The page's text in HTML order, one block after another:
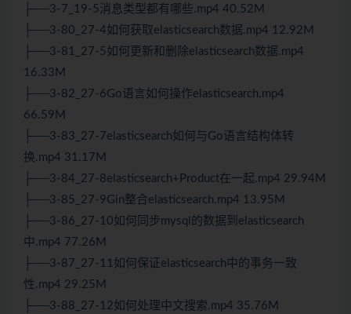
├──3-7_19-5消息类型都有哪些.mp4 40.52M
├──3-80_27-4如何获取elasticsearch数据.mp4 12.92M
├──3-81_27-5如何更新和删除elasticsearch数据.mp4
16.33M
├──3-82_27-6Go语言如何操作elasticsearch.mp4
66.59M
├──3-83_27-7elasticsearch如何与Go语言结构体转
换.mp4 31.17M
├──3-84_27-8elasticsearch+Product在一起.mp4 29.94M
├──3-85_27-9Gin整合elasticsearch.mp4 13.95M
├──3-86_27-10如何同步mysql的数据到elasticsearch
中.mp4 77.26M
├──3-87_27-11如何保证elasticsearch中的事务一致
性.mp4 29.25M
├──3-88_27-12如何处理中文搜索.mp4 35.76M